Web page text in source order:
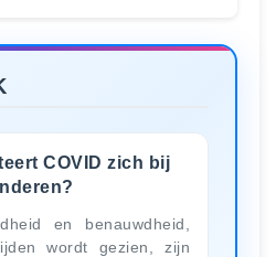
COVID zich bij
en benauwdheid,
wordt gezien, zijn